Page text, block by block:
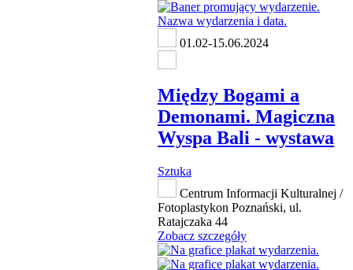
01.02-15.06.2024
Między Bogami a
Demonami. Magiczna
Wyspa Bali - wystawa
Sztuka
Centrum Informacji Kulturalnej /
Fotoplastykon Poznański, ul.
Ratajczaka 44
Zobacz szczegóły